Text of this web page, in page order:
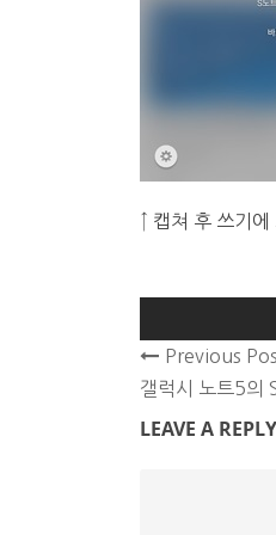
↑ 캡쳐 후 쓰기에
Previous
갤럭시 노트5의
LEAVE A REPLY